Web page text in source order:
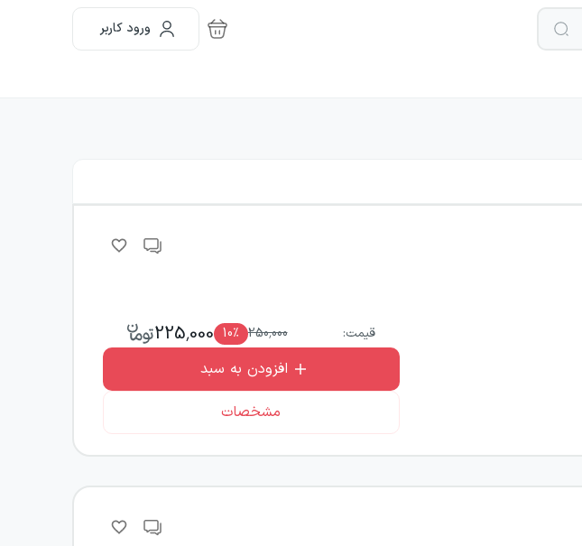
ورود کاربر
قیمت: 250,000
10٪ 225,000
افزودن به سبد
مشخصات